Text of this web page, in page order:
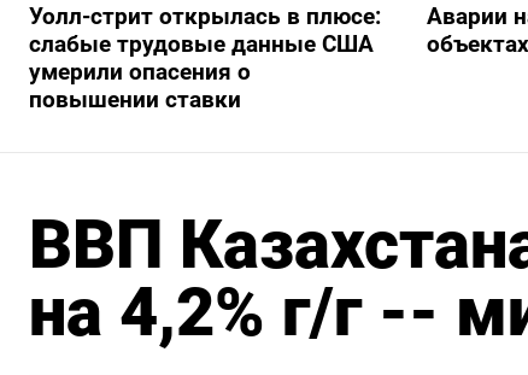
Уолл-стрит открылась в плюсе:
слабые трудовые данные США
умерили опасения о
повышении ставки
Аварии
ВВП
на 4,2% г/г --